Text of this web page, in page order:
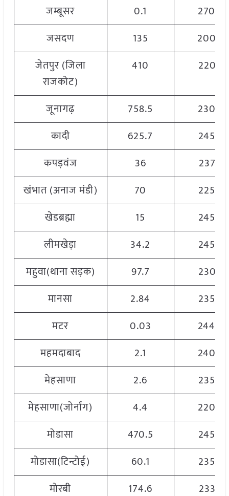
जम्बूसर
0.1
2700
जसदण
135
2000
जेतपुर (जिला
राजकोट)
410 2205
जूनागढ़ 758.5
2300
कादी
625.7
2450
कपड़वंज
36
2375
खंभात (अनाज मंडी)
70
2250
खेडब्रह्मा
15
2450
लीमखेड़ा
34.2
2450
महुवा(थाना सड़क)
97.7
2305
मानसा
2.84
2350
मटर
0.03
2440
महमदाबाद
2.1
2400
मेहसाणा
2.6
2350
मेहसाणा(जोर्नांग)
4.4
2200
मोडासा
470.5
2450
मोडासा(टिन्टोई)
60.1
2350
मोरबी
174.6 2335